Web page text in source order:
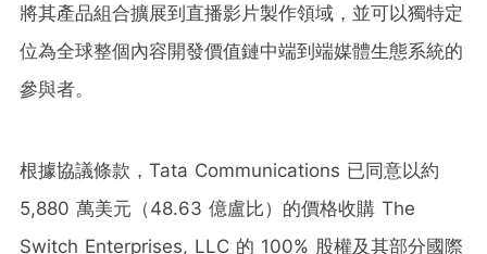
將其產品組合擴展到直播影片製作領域，並可以獨特定
位為全球整個內容開發價值鏈中端到端媒體生態系統的
參與者。
根據協議條款，Tata Communications 已同意以約
5,880 萬美元（48.63 億盧比）的價格收購 The
Switch Enterprises, LLC 的 100% 股權及其部分國際